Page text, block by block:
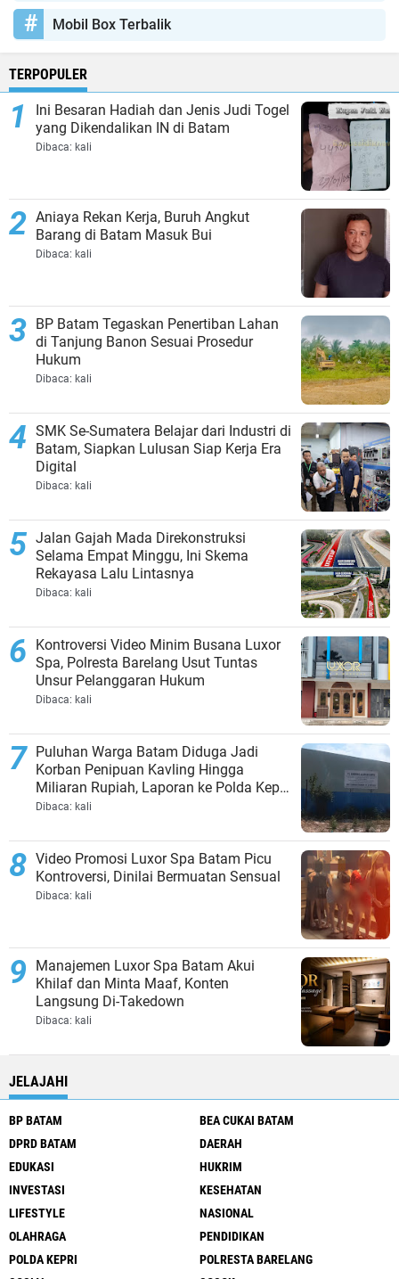
Mobil Box Terbalik
TERPOPULER
Ini Besaran Hadiah dan Jenis Judi Togel
yang Dikendalikan IN di Batam
Dibaca: kali
Aniaya Rekan Kerja, Buruh Angkut
Barang di Batam Masuk Bui
Dibaca: kali
BP Batam Tegaskan Penertiban Lahan
di Tanjung Banon Sesuai Prosedur
Hukum
Dibaca: kali
SMK Se-Sumatera Belajar dari Industri di
Batam, Siapkan Lulusan Siap Kerja Era
Digital
Dibaca: kali
Jalan Gajah Mada Direkonstruksi
Selama Empat Minggu, Ini Skema
Rekayasa Lalu Lintasnya
Dibaca: kali
Kontroversi Video Minim Busana Luxor
Spa, Polresta Barelang Usut Tuntas
Unsur Pelanggaran Hukum
Dibaca: kali
Puluhan Warga Batam Diduga Jadi
Korban Penipuan Kavling Hingga
Miliaran Rupiah, Laporan ke Polda Kepri
Jalan di Tempat?
Dibaca: kali
Video Promosi Luxor Spa Batam Picu
Kontroversi, Dinilai Bermuatan Sensual
Dibaca: kali
Manajemen Luxor Spa Batam Akui
Khilaf dan Minta Maaf, Konten
Langsung Di-Takedown
Dibaca: kali
JELAJAHI
BP BATAM
BEA CUKAI BATAM
DPRD BATAM
DAERAH
EDUKASI
HUKRIM
INVESTASI
KESEHATAN
LIFESTYLE
NASIONAL
OLAHRAGA
PENDIDIKAN
POLDA KEPRI
POLRESTA BARELANG